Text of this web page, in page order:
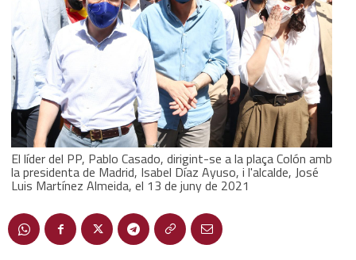
El líder del PP, Pablo Casado, dirigint-se a la plaça Colón amb
la presidenta de Madrid, Isabel Díaz Ayuso, i l'alcalde, José
Luis Martínez Almeida, el 13 de juny de 2021